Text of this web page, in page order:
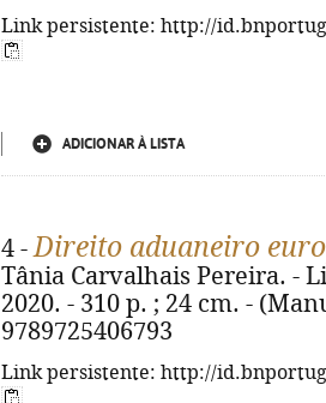
Link persistente: http://
ADICIONAR À LISTA
4 -Direito aduaneiro
Tânia Carvalhais Pereira. -
2020. - 310 p. ; 24 cm. -
9789725406793
Link persistente: http://